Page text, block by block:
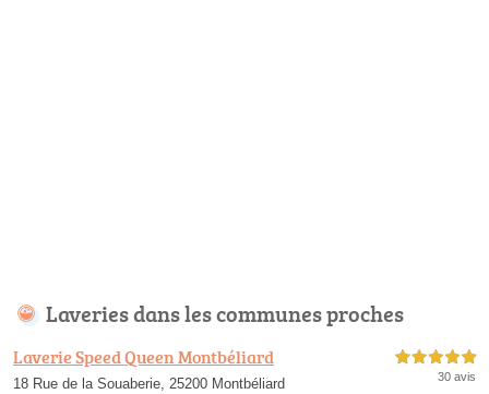
Laveries dans les communes proches
Laverie Speed Queen Montbéliard
18 Rue de la Souaberie, 25200 Montbéliard
5,0 étoiles sur 5
30 avis